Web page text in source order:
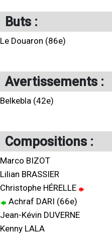
Buts :
Le Douaron (86e)
Avertissements :
Belkebla (42e)
Compositions :
Marco BIZOT
Lilian BRASSIER
Christophe HÉRELLE
Achraf DARI (66e)
Jean-Kévin DUVERNE
Kenny LALA